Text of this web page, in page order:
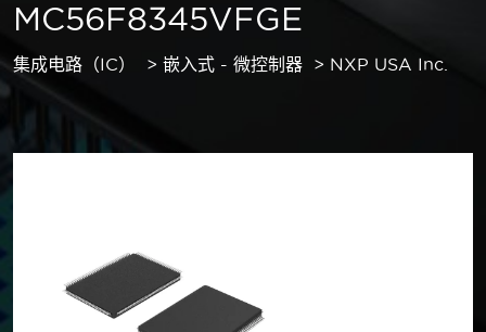
MC56F8345VFGE
集成电路（IC） 嵌入式 - 微控制器 NXP USA Inc.